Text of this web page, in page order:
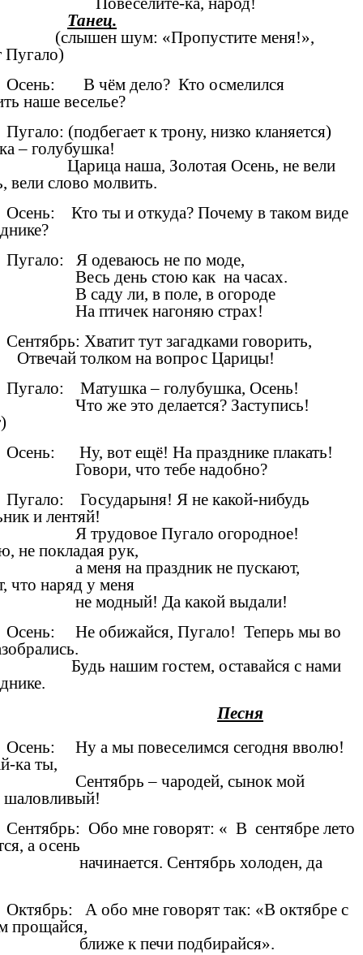
Танец.
(слышен шум: «Пропустите меня!»,
Пугало)
Осень: В чём дело? Кто осмелился
наше веселье?
Пугало: (подбегает к трону, низко кланяется)
– голубушка!
Царица наша, Золотая Осень, не вели
вели слово молвить.
Осень: Кто ты и откуда? Почему в таком виде
Пугало: Я одеваюсь не по моде,
Весь день стою как на часах.
В саду ли, в поле, в огороде
На птичек нагоняю страх!
Сентябрь: Хватит тут загадками говорить,
толком на вопрос Царицы!
Пугало: Матушка – голубушка, Осень!
Что же это делается? Заступись!
Осень: Ну, вот ещё! На празднике плакать!
Говори, что тебе надобно?
Пугало: Государыня! Я не какой-нибудь
и лентяй!
Я трудовое Пугало огородное!
не покладая рук,
а меня на праздник не пускают,
что наряд у меня
не модный! Да какой выдали!
Осень: Не обижайся, Пугало! Теперь мы во
Будь нашим гостем, оставайся с нами
Песня
Осень: Ну а мы повеселимся сегодня вволю!
ка ты,
Сентябрь – чародей, сынок мой
Сентябрь: Обо мне говорят: « В сентябре лето
а осень
начинается. Сентябрь холоден, да
Октябрь: А обо мне говорят так: «В октябре с
прощайся,
ближе к печи подбирайся».